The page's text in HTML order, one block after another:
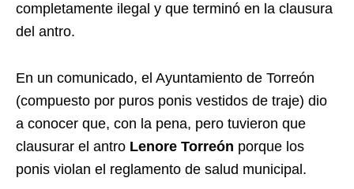
completamente ilegal y que terminó en la clausura
del antro.
En un comunicado, el Ayuntamiento de Torreón
(compuesto por puros ponis vestidos de traje) dio
a conocer que, con la pena, pero tuvieron que
clausurar el antro Lenore Torreón porque los
ponis violan el reglamento de salud municipal.